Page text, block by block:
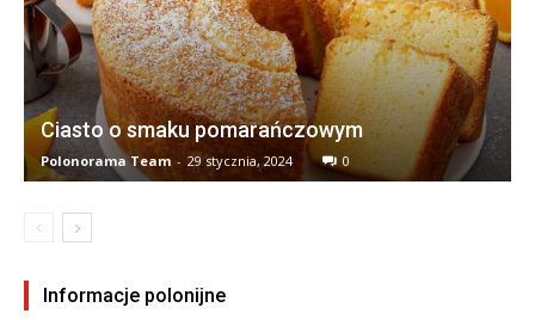
Ciasto o smaku pomarańczowym
Polonorama Team - 29 stycznia, 2024 0
Informacje polonijne